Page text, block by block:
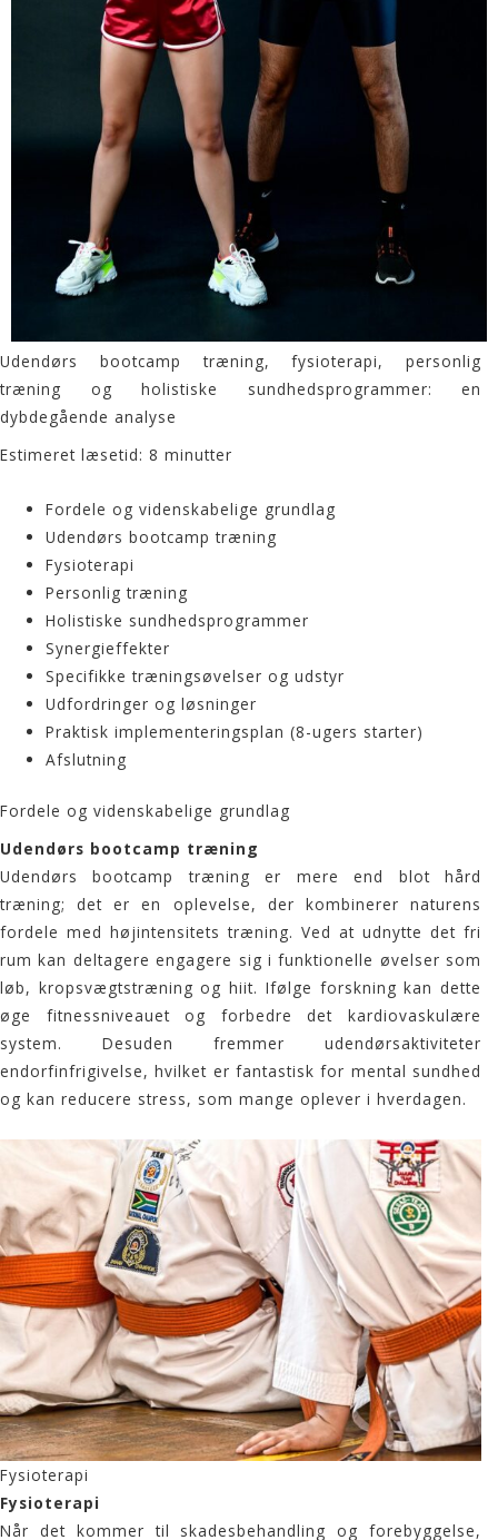
Udendørs bootcamp træning, fysioterapi, personlig
træning og holistiske sundhedsprogrammer: en
dybdegående analyse
Estimeret læsetid: 8 minutter
Fordele og videnskabelige grundlag
Udendørs bootcamp træning
Fysioterapi
Personlig træning
Holistiske sundhedsprogrammer
Synergieffekter
Specifikke træningsøvelser og udstyr
Udfordringer og løsninger
Praktisk implementeringsplan (8-ugers starter)
Afslutning
Fordele og videnskabelige grundlag
Udendørs bootcamp træning
Udendørsbootcamp træning er mere end blot hård
træning; det er en oplevelse, der kombinerer naturens
fordele med højintensitets træning. Ved at udnytte det fri
rum kan deltagere engagere sig i funktionelle øvelser som
løb, kropsvægtstræning og hiit. Ifølge forskning kan dette
øge fitnessniveauet og forbedre det kardiovaskulære
system. Desuden fremmer udendørsaktiviteter
endorfinfrigivelse, hvilket er fantastisk for mental sundhed
og kan reducere stress, som mange oplever i hverdagen.
Fysioterapi
Fysioterapi
Når det kommer til skadesbehandling og forebyggelse,